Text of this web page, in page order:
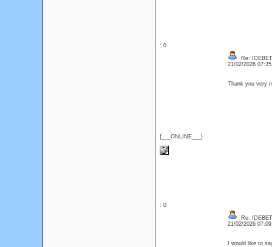
: 0
{___ONLINE___}
Re: IDEBET
21/02/2026
Thank you very
: 0
Re: IDEBET
21/02/2026
I would like to